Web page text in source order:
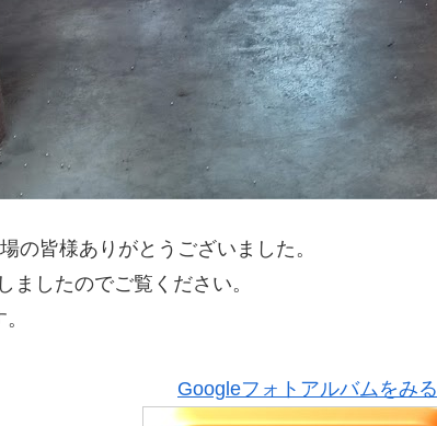
の皆様ありがとうございました。
したのでご覧ください。
Googleフォトアルバムをみる